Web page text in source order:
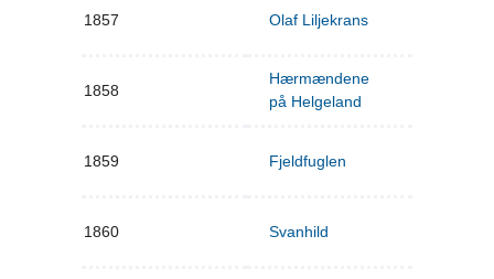
1857 Olaf Liljekrans
1858
Hærmændene
på Helgeland
1859 Fjeldfuglen
1860 Svanhild